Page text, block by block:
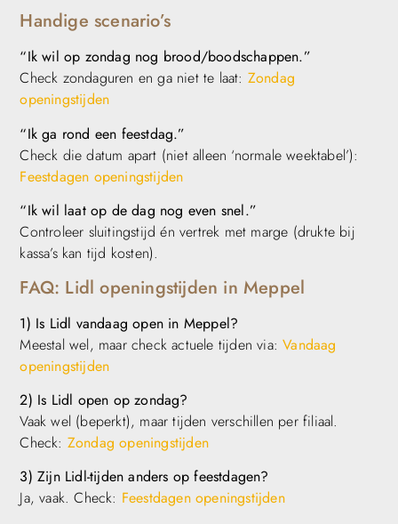
Handige scenario’s
“Ik wil op zondag nog brood/boodschappen.”
Check zondaguren en ga niet te laat: Zondag
openingstijden
“Ik ga rond een feestdag.”
Check die datum apart (niet alleen ‘normale weektabel’):
Feestdagen openingstijden
“Ik wil laat op de dag nog even snel.”
Controleer sluitingstijd én vertrek met marge (drukte bij
kassa’s kan tijd kosten).
FAQ: Lidl openingstijden in Meppel
1) Is Lidl vandaag open in Meppel?
Meestal wel, maar check actuele tijden via:Vandaag
openingstijden
2) Is Lidl open op zondag?
Vaak wel (beperkt), maar tijden verschillen per filiaal.
Check: Zondag openingstijden
3) Zijn Lidl-tijden anders op feestdagen?
Ja, vaak. Check: Feestdagen openingstijden